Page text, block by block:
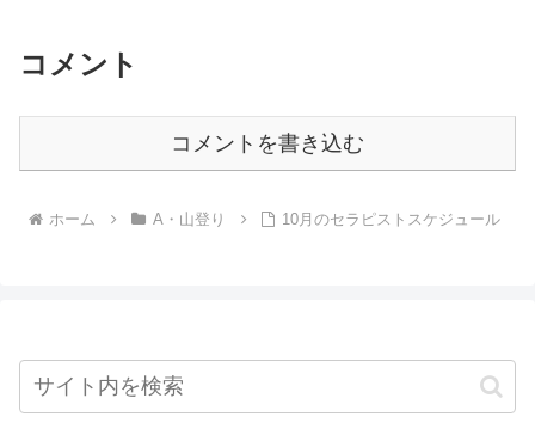
コメント
コメントを書き込む
ホーム A・山登り 10月のセラピストスケジュール